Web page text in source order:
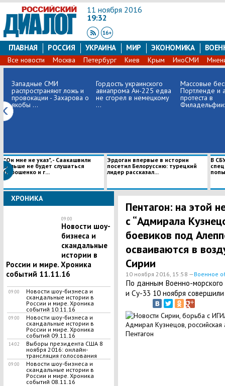
11 ноября 2016
19:32
ГЛАВНАЯ РОССИЯ УКРАИНА МИР ЭКОНОМИКА
Все новости Москва Петербург Киев Крым ИноСМИ
Западные СМИ
распространяют ложь и
провокации - Захарова о
якобы ...
Гордость украинского
авиапрома Ан-225 едва
не сгорел в немецкому
...
Массовые
Портленде и
протеста в
"Он мне не указ", - Саакашвили
больше не будет слушаться
Порошенко и г...
Эрдоган впервые в истории
посетил Белоруссию: турецкий
лидер рассказал...
В
ХРОНИКА
09:00
Новости шоу-
бизнеса и
скандальные
истории в
России и мире. Хроника
событий 11.11.16
09:00
Новости шоу-бизнеса и
скандальные истории в
России и мире. Хроника
событий 10.11.16
09:00
Новости шоу-бизнеса и
скандальные истории в
России и мире. Хроника
событий 09.11.16
14:02
Выборы президента США 8
ноября 2016: онлайн-
трансляция голосования
09:00
Новости шоу-бизнеса и
скандальные истории в
России и мире. Хроника
событий 08.11.16
Пентагон: на этой
с “Адмирала
боевиков под
осваиваются в
Сирии
10 ноября 2016, 15:58 —Военное
По данным Военно-
и Су-33 10 ноября